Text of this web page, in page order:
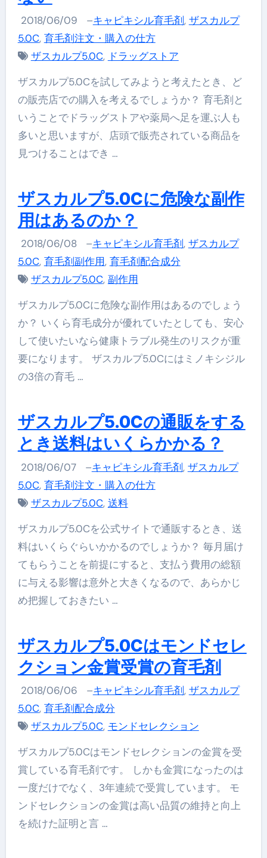
2018/06/09 –キャピキシル育毛剤, ザスカルプ
5.0C, 育毛剤注文・購入の仕方
ザスカルプ5.0C, ドラッグストア
ザスカルプ5.0Cを試してみようと考えたとき、ど
の販売店での購入を考えるでしょうか？ 育毛剤と
いうことでドラッグストアや薬局へ足を運ぶ人も
多いと思いますが、店頭で販売されている商品を
見つけることはでき …
ザスカルプ5.0Cに危険な副作
用はあるのか？
2018/06/08 –キャピキシル育毛剤, ザスカルプ
5.0C, 育毛剤副作用, 育毛剤配合成分
ザスカルプ5.0C, 副作用
ザスカルプ5.0Cに危険な副作用はあるのでしょう
か？ いくら育毛成分が優れていたとしても、安心
して使いたいなら健康トラブル発生のリスクが重
要になります。 ザスカルプ5.0Cにはミノキシジル
の3倍の育毛 …
ザスカルプ5.0Cの通販をする
とき送料はいくらかかる？
2018/06/07 –キャピキシル育毛剤, ザスカルプ
5.0C, 育毛剤注文・購入の仕方
ザスカルプ5.0C, 送料
ザスカルプ5.0Cを公式サイトで通販するとき、送
料はいくらぐらいかかるのでしょうか？ 毎月届け
てもらうことを前提にすると、支払う費用の総額
に与える影響は意外と大きくなるので、あらかじ
め把握しておきたい …
ザスカルプ5.0Cはモンドセレ
クション金賞受賞の育毛剤
2018/06/06 –キャピキシル育毛剤, ザスカルプ
5.0C, 育毛剤配合成分
ザスカルプ5.0C, モンドセレクション
ザスカルプ5.0Cはモンドセレクションの金賞を受
賞している育毛剤です。 しかも金賞になったのは
一度だけでなく、3年連続で受賞しています。 モ
ンドセレクションの金賞は高い品質の維持と向上
を続けた証明と言 …